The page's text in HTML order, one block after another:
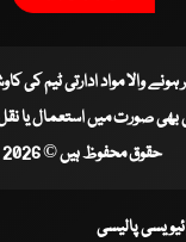
ہونے والا مواد ادارتی ٹیم کی
صورت میں استعمال یا نقل
حقوق محفوظ ہیں © 2026
پالیسی